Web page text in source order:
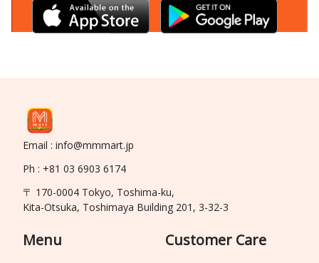
Email : info@mmmart.jp
Ph : +81 03 6903 6174
〒 170-0004 Tokyo, Toshima-ku,
Kita-Otsuka, Toshimaya Building 201, 3-32-3
Menu Customer Care